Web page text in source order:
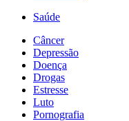
Saúde
Câncer
Depressão
Doença
Drogas
Estresse
Luto
Pornografia